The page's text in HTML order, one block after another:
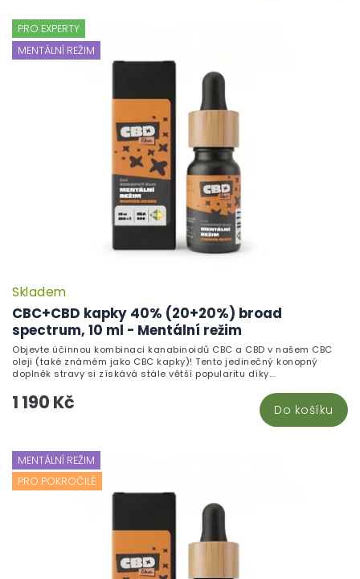
PRO EXPERTY
MENTÁLNÍ REŽIM
CBC+CBD kapky 40% (20+20%) broad
spectrum, 10 ml - Mentální režim
Skladem
1 190 Kč Do košíku
Objevte účinnou kombinaci kanabinoidů CBC a CBD v našem CBC
oleji (také známém jako CBC kapky)! Tento jedinečný konopný
doplněk stravy si získává stále větší popularitu díky...
MENTÁLNÍ REŽIM
PRO POKROČILÉ